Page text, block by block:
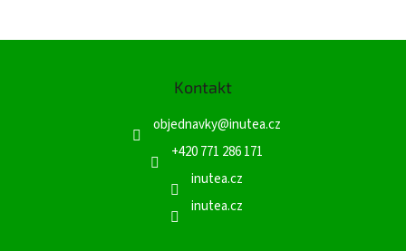
Kontakt
objednavky@inutea.cz
+420 771 286 171
inutea.cz
inutea.cz